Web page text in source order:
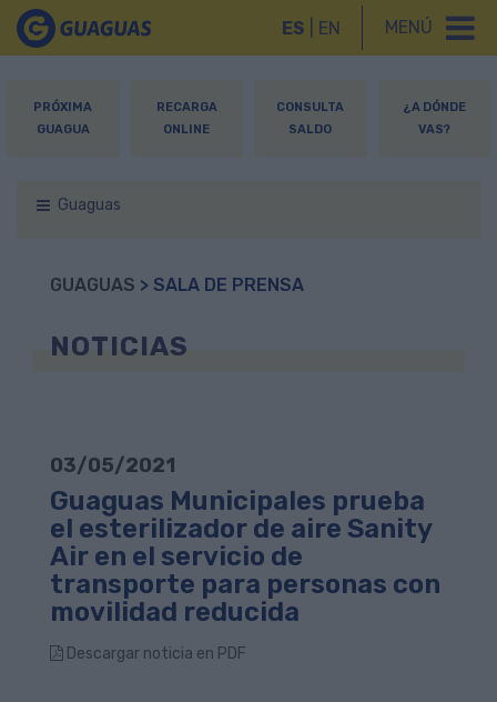
MENÚ
ES EN
PRÓXIMA
GUAGUA
RECARGA
ONLINE
CONSULTA
SALDO
¿A DÓNDE
VAS?
Guaguas
GUAGUAS > SALA DE PRENSA
NOTICIAS
03/05/2021
Guaguas Municipales prueba
el esterilizador de aire Sanity
Air en el servicio de
transporte para personas con
movilidad reducida
Descargar noticia en PDF